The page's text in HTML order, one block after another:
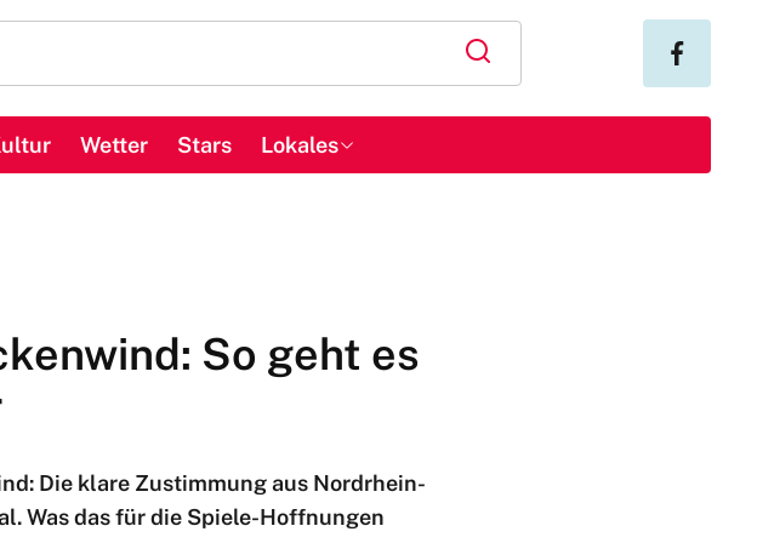
Wetter Stars Lokales
So geht es
Die klare Zustimmung aus Nordrhein-
Was das für die Spiele-Hoffnungen